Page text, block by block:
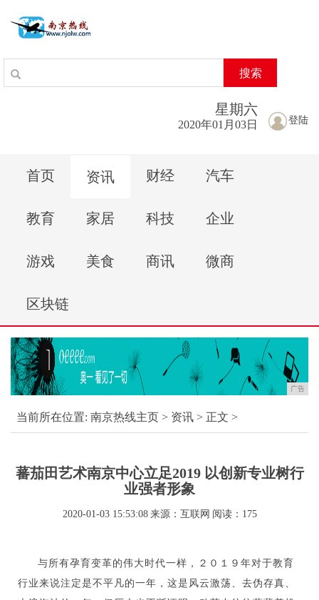
搜索
登陆
星期六
2020年01月03日
首页 资讯 财经 汽车
教育 家居 科技 企业
游戏 美食 商讯 微商
区块链
广告
当前所在位置: 南京热线主页 > 资讯 > 正文 >
蕃茄田艺术南京中心立足2019 以创新专业树行
业强者形象
2020-01-03 15:53:08 来源：互联网 阅读：175
与所有孕育变革的伟大时代一样，２０１９年对于教育
行业来说注定是不平凡的一年，这是风云激荡、去伪存真、